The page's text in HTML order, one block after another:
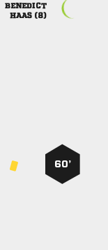

 
60’